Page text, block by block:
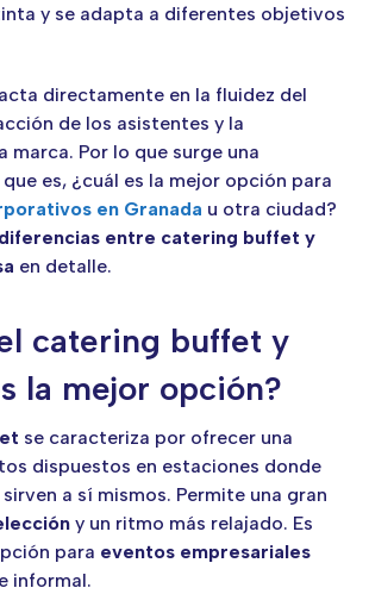
y se adapta a diferentes objetivos
directamente en la fluidez del
de los asistentes y la
marca. Por lo que surge una
es, ¿cuál es la mejor opción para
en Granada u otra ciudad?
diferencias entre catering buffet y
en detalle.
catering buffet y
la mejor opción?
se caracteriza por ofrecer una
dispuestos en estaciones donde
a sí mismos. Permite una gran
y un ritmo más relajado. Es
para eventos empresariales
informal.